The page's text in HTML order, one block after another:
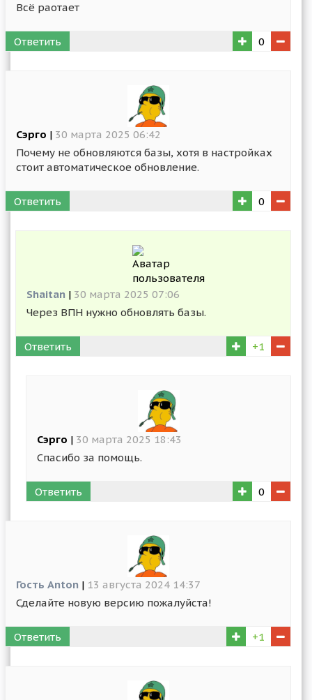
Всё раотает
Ответить 0
Сэрго | 30 марта 2025 06:42
Почему не обновляются базы, хотя в настройках
стоит автоматическое обновление.
Ответить 0
Shaitan | 30 марта 2025 07:06
Через ВПН нужно обновлять базы.
Ответить +1
Сэрго | 30 марта 2025 18:43
Спасибо за помощь.
Ответить 0
Гость Anton | 13 августа 2024 14:37
Сделайте новую версию пожалуйста!
Ответить +1